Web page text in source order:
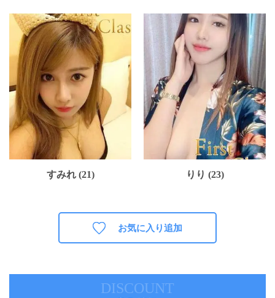
すみれ (21) りり (23)
お気に入り追加
DISCOUNT